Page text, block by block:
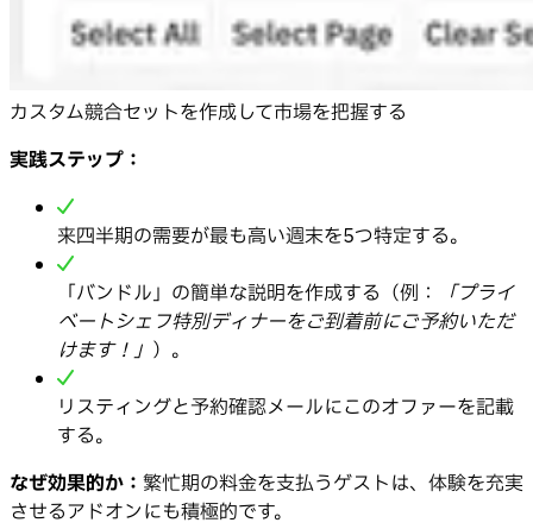
カスタム競合セットを作成して市場を把握する
実践ステップ：
来四半期の需要が最も高い週末を5つ特定する。
「バンドル」の簡単な説明を作成する（例：
「プライ
ベートシェフ特別ディナーをご到着前にご予約いただ
けます！」 ）。
リスティングと予約確認メールにこのオファーを記載
する。
なぜ効果的か： 繁忙期の料金を支払うゲストは、体験を充実
させるアドオンにも積極的です。